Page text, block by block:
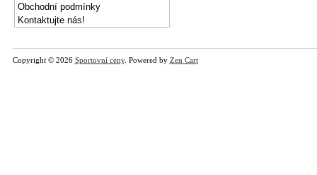
Obchodní podmínky
Kontaktujte nás!
Copyright © 2026 Sportovní ceny. Powered by Zen Cart